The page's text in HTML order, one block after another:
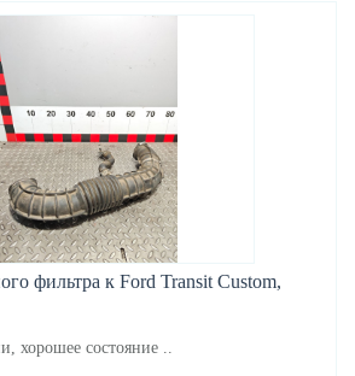
фильтра к Ford Transit Custom,
хорошее состояние ..